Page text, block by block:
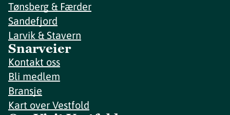
Tønsberg & Færder
Sandefjord
Larvik & Stavern
Snarveier
Kontakt oss
Bli medlem
Bransje
Kart over Vestfold